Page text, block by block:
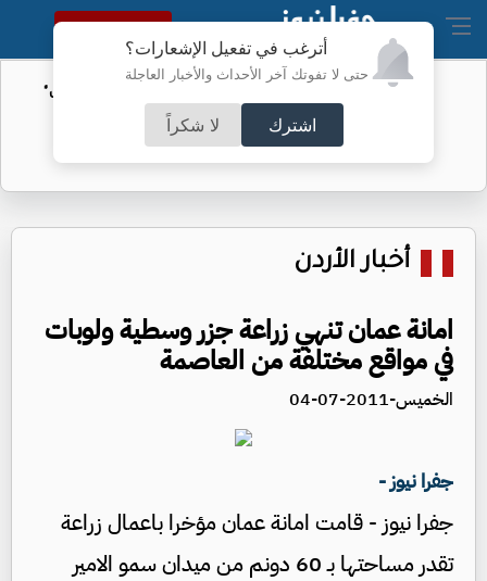
أترغب في تفعيل الإشعارات؟
حتى لا تفوتك آخر الأحداث والأخبار العاجلة
اشترك لا شكراً
النسخة الكاملة
الأمن السيبراني يحذر من رسائل "واتساب"
أخبار الأردن
امانة عمان تنهي زراعة جزر وسطية ولوبات
في مواقع مختلفة من العاصمة
الخميس-2011-07-04
جفرا نيوز -
جفرا نيوز - قامت امانة عمان مؤخرا باعمال زراعة
تقدر مساحتها بـ 60 دونم من ميدان سمو الامير